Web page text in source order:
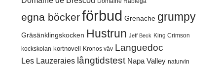
egna böckerförbud Grenache grumpy
Gräsänklingskocken Hustrun Jeff Beck King Crimson
kockskolan kortnovell Kronos väv Languedoc
Les Lauzeraies långtidstest Napa Valley naturvin